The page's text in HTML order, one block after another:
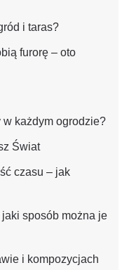
i taras?
furorę – oto
każdym ogrodzie?
Świat
czasu – jak
sposób można je
i kompozycjach